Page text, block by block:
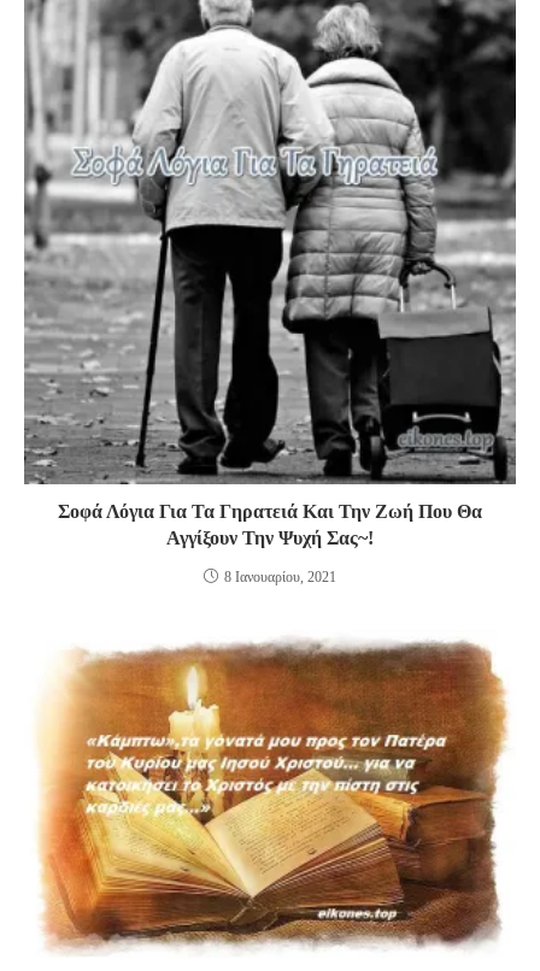
Σοφά Λόγια Για Τα Γηρατειά Και Την Ζωή Που Θα
Αγγίξουν Την Ψυχή Σας~!
8 Ιανουαρίου, 2021